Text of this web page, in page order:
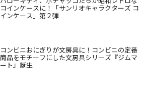
コインケースに！「サンリオキャラクターズ コ
インケース」第２弾
コンビニおにぎりが文房具に！コンビニの定番
商品をモチーフにした文房具シリーズ『ジムマ
ート』誕生